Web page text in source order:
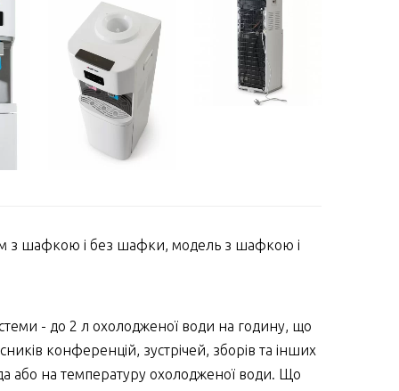
з шафкою і без шафки, модель з шафкою і
- до 2 л охолодженої води на годину, що
конференцій, зустрічей, зборів та інших
або на температуру охолодженої води. Що